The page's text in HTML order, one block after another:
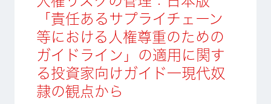
「責任あるサプライチェーン
等における人権尊重のための
ガイドライン」の適用に関す
る投資家向けガイド―現代奴
隷の観点から